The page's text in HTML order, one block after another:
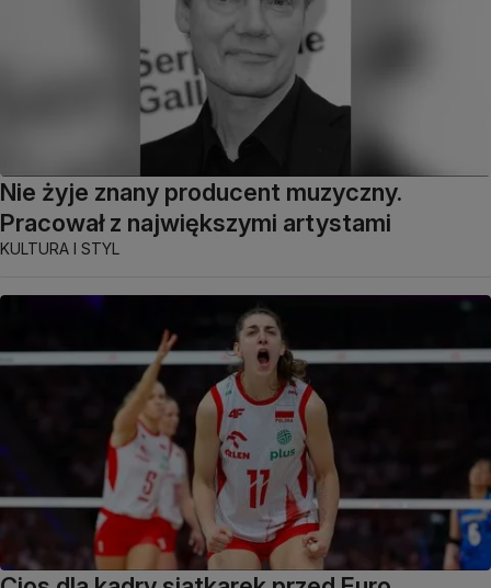
Nie żyje znany producent muzyczny.
Pracował z największymi artystami
KULTURA I STYL